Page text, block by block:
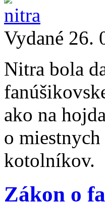
Vydané 26.
Nitra bola
ako na
o
kotolníkov.
Zákon o